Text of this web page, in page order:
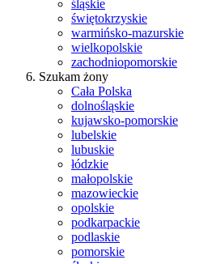
śląskie
świętokrzyskie
warmińsko-mazurskie
wielkopolskie
zachodniopomorskie
Szukam żony
Cała Polska
dolnośląskie
kujawsko-pomorskie
lubelskie
lubuskie
łódzkie
małopolskie
mazowieckie
opolskie
podkarpackie
podlaskie
pomorskie